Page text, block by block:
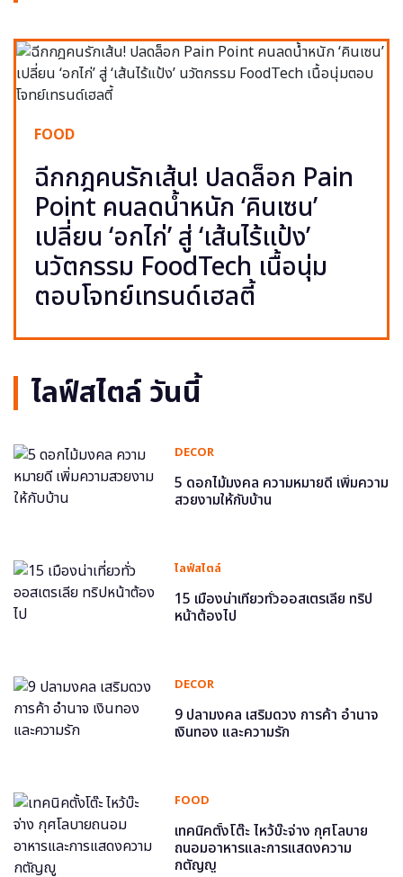
FOOD
ฉีกกฎคนรักเส้น! ปลดล็อก Pain
Point คนลดน้ำหนัก ‘คินเซน’
เปลี่ยน ‘อกไก่’ สู่ ‘เส้นไร้แป้ง’
นวัตกรรม FoodTech เนื้อนุ่ม
ตอบโจทย์เทรนด์เฮลตี้
ไลฟ์สไตล์ วันนี้
DECOR
5 ดอกไม้มงคล ความหมายดี เพิ่มความ
สวยงามให้กับบ้าน
ไลฟ์สไตล์
15 เมืองน่าเที่ยวทั่วออสเตรเลีย ทริป
หน้าต้องไป
DECOR
9 ปลามงคล เสริมดวง การค้า อำนาจ
เงินทอง และความรัก
FOOD
เทคนิคตั้งโต๊ะ ไหว้บ๊ะจ่าง กุศโลบาย
ถนอมอาหารและการแสดงความ
กตัญญู